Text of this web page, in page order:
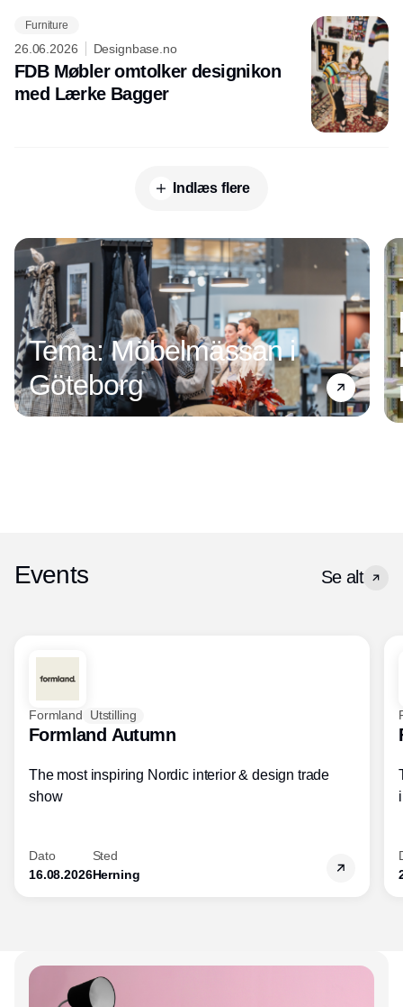
Furniture
26.06.2026 Designbase.no
FDB Møbler omtolker designikon
med Lærke Bagger
Indlæs flere
Tema: Möbelmässan i
Göteborg
Events Se alt
Formland Utstilling
Formland Autumn
The most inspiring Nordic interior & design trade
show
Dato
16.08.2026
Sted
Herning